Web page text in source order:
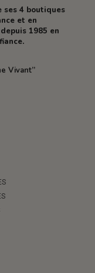
ses 4 boutiques
et en
1985 en
Vivant”